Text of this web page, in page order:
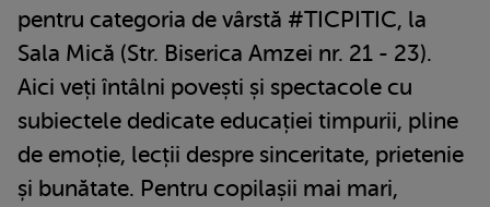
pentru categoria de vârstă #TICPITIC, la
Sala Mică (Str. Biserica Amzei nr. 21 - 23).
Aici veți întâlni povești și spectacole cu
subiectele dedicate educației timpurii, pline
de emoție, lecții despre sinceritate, prietenie
și bunătate. Pentru copilașii mai mari,